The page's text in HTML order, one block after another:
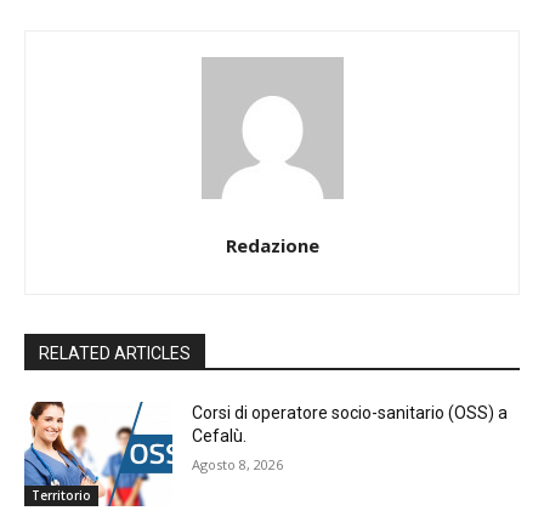
Redazione
RELATED ARTICLES
Territorio
Corsi di operatore socio-sanitario (OSS) a
Cefalù.
Agosto 8, 2026